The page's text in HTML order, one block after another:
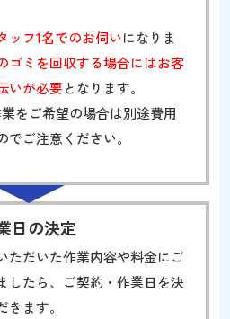
ッフ1名でのお伺いになりま
ゴミを回収する場合にはお客
いが必要となります。
をご希望の場合は別途費用
でご注意ください。
日の決定
ただいた作業内容や料金にご
したら、ご契約・作業日を決
ます。